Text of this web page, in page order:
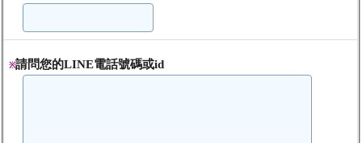
※請問您的LINE電話號碼或id